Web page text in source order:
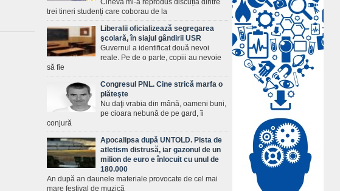
Cineva mi-a reprodus discuția dintre
trei tineri studenți care coborau de la
Liberalii oficializează segregarea
şcolară, în siajul gândirii USR
Guvernul a identificat două nevoi
reale. Pe de o parte, copiii au nevoie
să fie
Congresul PNL. Cine strică marfa o
plăteşte
Nu daţi vrabia din mână, oameni buni,
pe cioara nebună de pe gard, îi
conjură
Apocalipsa după UNTOLD. Pista de
atletism distrusă, iar gazonul de un
milion de euro e înlocuit cu unul de
180.000
An după an daunele materiale provocate de cel mai
mare festival de muzică